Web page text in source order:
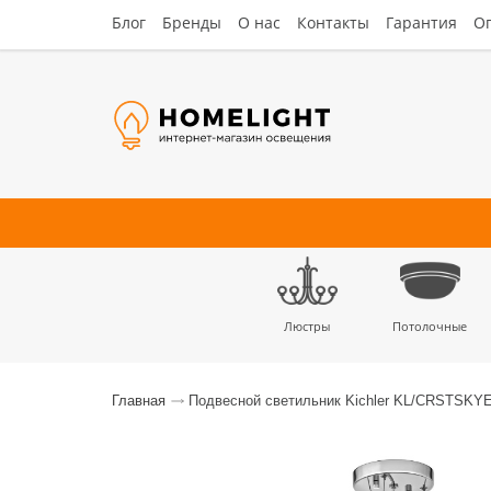
Блог Бренды О нас Контакты Гарантия
Люстры Потолочные
Главная Подвесной светильник Kichler KL/